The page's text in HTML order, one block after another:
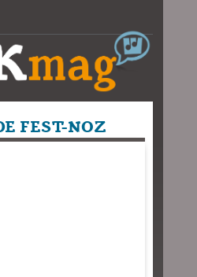
FEST-NOZ